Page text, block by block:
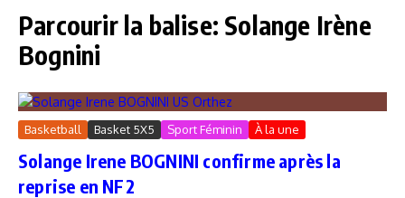
Parcourir la balise: Solange Irène
Bognini
Basketball Basket 5X5 Sport Féminin À la une
Solange Irene BOGNINI confirme après la
reprise en NF2